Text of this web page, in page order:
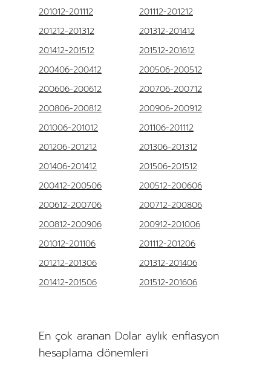
201012-201112
201112-201212
201212-201312
201312-201412
201412-201512
201512-201612
200406-200412
200506-200512
200606-200612
200706-200712
200806-200812
200906-200912
201006-201012
201106-201112
201206-201212
201306-201312
201406-201412
201506-201512
200412-200506
200512-200606
200612-200706
200712-200806
200812-200906
200912-201006
201012-201106
201112-201206
201212-201306
201312-201406
201412-201506
201512-201606
En çok aranan Dolar aylık enflasyon
hesaplama dönemleri